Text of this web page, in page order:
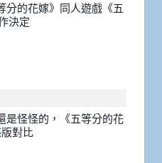
分的花嫁》同人遊戲《五
決定
是怪怪的，《五等分的花
對比